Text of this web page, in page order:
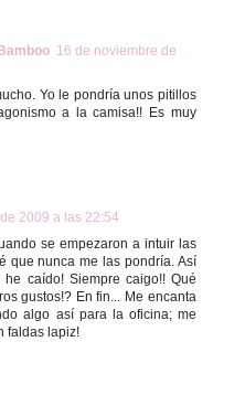
16 de noviembre de
Yo le pondría unos pitillos
a la camisa!! Es muy
2009 a las 22:54
se empezaron a intuir las
que nunca me las pondría. Así
caído! Siempre caigo!! Qué
gustos!? En fin... Me encanta
algo así para la oficina; me
faldas lapiz!